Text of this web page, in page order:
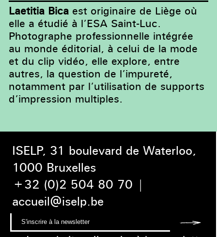
Laetitia Bicaest originaire de Liège où
elle a étudié à l’ESA Saint-Luc.
Photographe professionnelle intégrée
au monde éditorial, à celui de la mode
et du clip vidéo, elle explore, entre
autres, la question de l’impureté,
notamment par l’utilisation de supports
d’impression multiples.
ISELP, 31 boulevard de Waterloo,
1000 Bruxelles
+32 (0)2 504 80 70 |
accueil@iselp.be